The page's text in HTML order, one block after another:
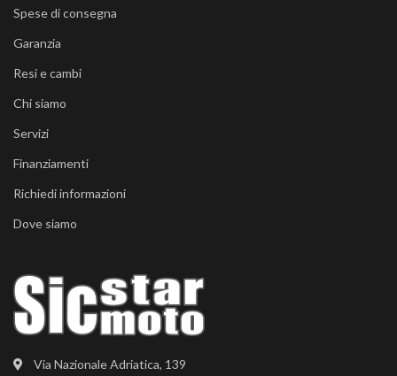
Via Nazionale Adriatica, 139
Spese di consegna
Garanzia
Resi e cambi
Chi siamo
Servizi
Finanziamenti
Richiedi informazioni
Dove siamo